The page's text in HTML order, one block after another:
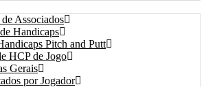
Associados
Handicaps
Pitch and Putt
HCP de Jogo
Gerais
por Jogador